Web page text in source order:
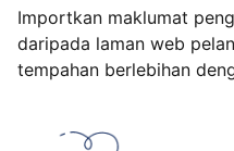
Importkan maklumat
daripada laman web
tempahan berlebihan